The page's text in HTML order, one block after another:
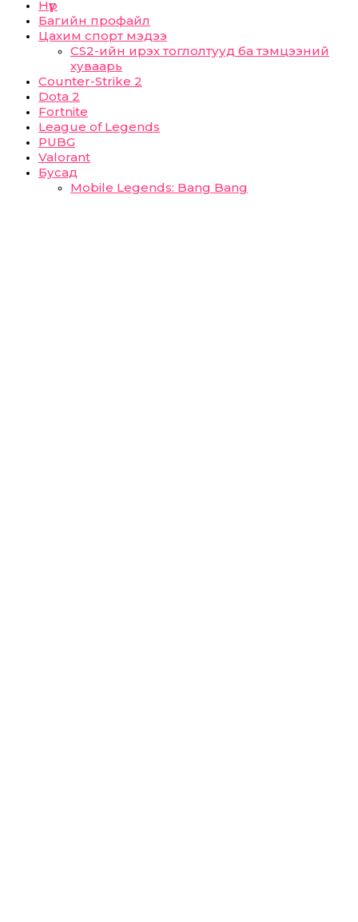
Нүүр
Багийн профайл
Цахим спорт мэдээ
CS2-ийн ирэх тоглолтууд ба тэмцээний
хуваарь
Counter-Strike 2
Dota 2
Fortnite
League of Legends
PUBG
Valorant
Бусад
Mobile Legends: Bang Bang